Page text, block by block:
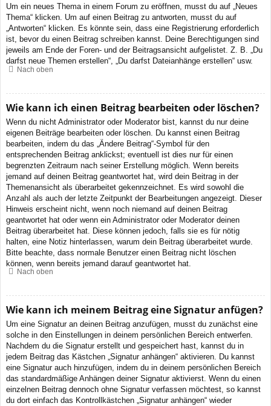
Um ein neues Thema in einem Forum zu eröffnen, musst du auf „Neues
Thema“ klicken. Um auf einen Beitrag zu antworten, musst du auf
„Antworten“ klicken. Es könnte sein, dass eine Registrierung erforderlich
ist, bevor du einen Beitrag schreiben kannst. Deine Berechtigungen sind
jeweils am Ende der Foren- und der Beitragsansicht aufgelistet. Z. B. „Du
darfst neue Themen erstellen“, „Du darfst Dateianhänge erstellen“ usw.
Nach oben
Wie kann ich einen Beitrag bearbeiten oder löschen?
Wenn du nicht Administrator oder Moderator bist, kannst du nur deine
eigenen Beiträge bearbeiten oder löschen. Du kannst einen Beitrag
bearbeiten, indem du das „Ändere Beitrag“-Symbol für den
entsprechenden Beitrag anklickst; eventuell ist dies nur für einen
begrenzten Zeitraum nach seiner Erstellung möglich. Wenn bereits
jemand auf deinen Beitrag geantwortet hat, wird dein Beitrag in der
Themenansicht als überarbeitet gekennzeichnet. Es wird sowohl die
Anzahl als auch der letzte Zeitpunkt der Bearbeitungen angezeigt. Dieser
Hinweis erscheint nicht, wenn noch niemand auf deinen Beitrag
geantwortet hat oder wenn ein Administrator oder Moderator deinen
Beitrag überarbeitet hat. Diese können jedoch, falls sie es für nötig
halten, eine Notiz hinterlassen, warum dein Beitrag überarbeitet wurde.
Bitte beachte, dass normale Benutzer einen Beitrag nicht löschen
können, wenn bereits jemand darauf geantwortet hat.
Nach oben
Wie kann ich meinem Beitrag eine Signatur anfügen?
Um eine Signatur an deinen Beitrag anzufügen, musst du zunächst eine
solche in den Einstellungen in deinem persönlichen Bereich entwerfen.
Nachdem du die Signatur erstellt und gespeichert hast, kannst du in
jedem Beitrag das Kästchen „Signatur anhängen“ aktivieren. Du kannst
eine Signatur auch hinzufügen, indem du in deinem persönlichen Bereich
das standardmäßige Anhängen deiner Signatur aktivierst. Wenn du einen
einzelnen Beitrag dennoch ohne Signatur verfassen möchtest, so kannst
du dort einfach das Kontrollkästchen „Signatur anhängen“ wieder